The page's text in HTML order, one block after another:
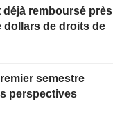
déjà remboursé près
dollars de droits de
perspectives